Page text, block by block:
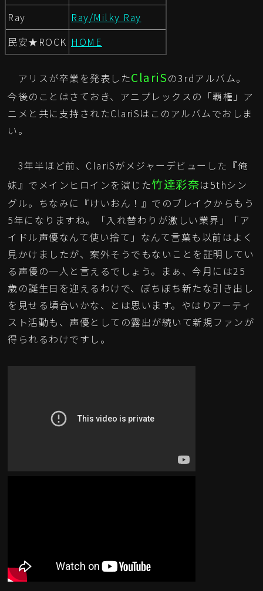
Ray
Ray/Milky Ray
民安★ROCK HOME
アリスが卒業を発表したClariSの3rdアルバム。
今後のことはさておき、アニプレックスの「覇権」ア
ニメと共に支持されたClariSはこのアルバムでおしま
い。
3年半ほど前、ClariSがメジャーデビューした『俺
妹』でメインヒロインを演じた竹達彩奈は5thシン
グル。ちなみに『けいおん！』でのブレイクからもう
5年になりますね。「入れ替わりが激しい業界」「ア
イドル声優なんて使い捨て」なんて言葉も以前はよく
見かけましたが、案外そうでもないことを証明してい
る声優の一人と言えるでしょう。まぁ、今月には25
歳の誕生日を迎えるわけで、ぼちぼち新たな引き出し
を見せる頃合いかな、とは思います。やはりアーティ
スト活動も、声優としての露出が続いて新規ファンが
得られるわけですし。